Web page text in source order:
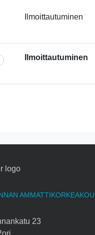
Ilmoittautuminen
Ilmoittautuminen
23